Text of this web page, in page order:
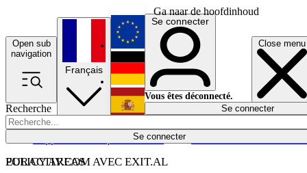
Ga naar de hoofdinhoud
Open sub
navigation
Close menu
Recherche
Se connecter
POLICY AREAS
Économie
Français
English
Deutsch
Español
Se connecter
Vous êtes déconnecté.
Se connecter
EURACTIV.COM AVEC EXIT.AL